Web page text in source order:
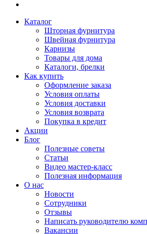
Каталог
Шторная фурнитура
Швейная фурнитура
Карнизы
Товары для дома
Каталоги, брелки
Как купить
Оформление заказа
Условия оплаты
Условия доставки
Условия возврата
Покупка в кредит
Акции
Блог
Полезные советы
Статьи
Видео мастер-класс
Полезная информация
О нас
Новости
Сотрудники
Отзывы
Написать руководителю
Вакансии